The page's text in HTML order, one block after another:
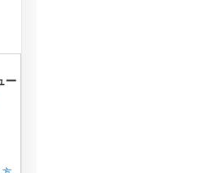
ー